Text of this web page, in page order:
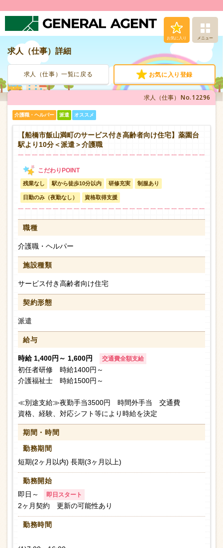
お気に入り メニュー
人材派遣サービス
転職支援サービス
登録から就業まで
お問い合わせ
求人（仕事）詳細
求人（仕事）一覧に戻る お気に入り登録
求人（仕事） No.12296
介護職・ヘルパー 派遣 オススメ
【船橋市飯山満町のサービス付き高齢者向け住宅】薬園台
駅より10分＜派遣＞介護職
残業なし 駅から徒歩10分以内 研修充実 制服あり
日勤のみ（夜勤なし） 資格取得支援
職種
介護職・ヘルパー
施設種類
サービス付き高齢者向け住宅
契約形態
派遣
給与
時給 1,400円～ 1,600円 交通費全額支給
初任者研修 時給1400円～
介護福祉士 時給1500円～
≪別途支給≫夜勤手当3500円 時間外手当 交通費
資格、経験、対応シフト等により時給を決定
期間・時間
勤務期間
短期(2ヶ月以内) 長期(3ヶ月以上)
勤務開始
即日～
即日スタート
2ヶ月契約 更新の可能性あり
勤務時間